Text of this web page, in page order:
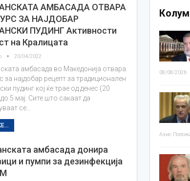
АМБАСАДА ОТВАРА
ЗА НАЈДОБАР
ПУДИНГ Активности
на Кралицата
20/04/2022
амбасада во Македонија отвара
за најдобар рецепт за традиционален
пудинг кој ќе трае од денес (20
5 мај. Сите што сакаат да
се…
амбасада донира
и пумпи за дезинфекција
08/08/2026
Азис